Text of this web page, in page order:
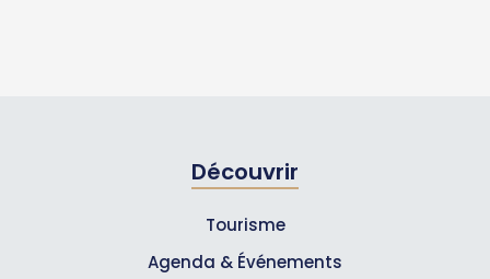
Découvrir
Tourisme
Agenda & Événements